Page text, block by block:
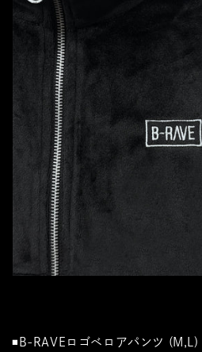
◾️ B-RAVEロゴベロアパンツ (M,L)